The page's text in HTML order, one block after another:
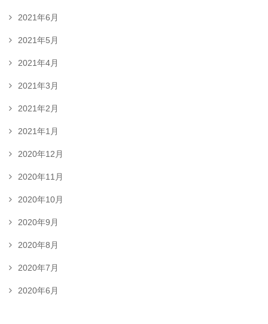
2021年6月
2021年5月
2021年4月
2021年3月
2021年2月
2021年1月
2020年12月
2020年11月
2020年10月
2020年9月
2020年8月
2020年7月
2020年6月